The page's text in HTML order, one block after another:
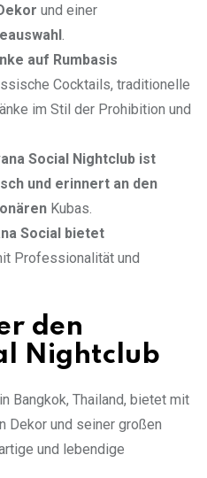
und einer
auf Rumbasis
Cocktails, traditionelle
im Stil der Prohibition und
Social Nightclub ist
und erinnert an den
Kubas.
Social bietet
Professionalität und
den
Nightclub
Bangkok, Thailand, bietet mit
Dekor und seiner großen
und lebendige